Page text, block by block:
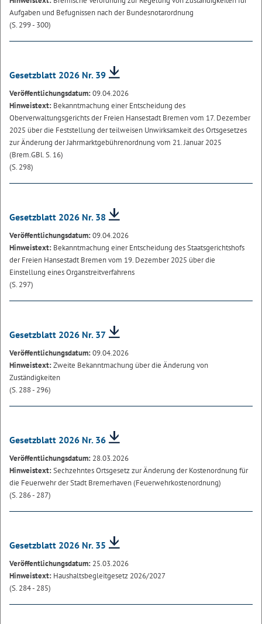
Aufgaben und Befugnissen nach der Bundesnotarordnung
(S. 299 - 300)
Gesetzblatt 2026 Nr. 39
Veröffentlichungsdatum:09.04.2026
Hinweistext: Bekanntmachung einer Entscheidung des
Oberverwaltungsgerichts der Freien Hansestadt Bremen vom 17. Dezember
2025 über die Feststellung der teilweisen Unwirksamkeit des Ortsgesetzes
zur Änderung der Jahrmarktgebührenordnung vom 21. Januar 2025
(Brem.GBl. S. 16)
(S. 298)
Gesetzblatt 2026 Nr. 38
Veröffentlichungsdatum:09.04.2026
Hinweistext: Bekanntmachung einer Entscheidung des Staatsgerichtshofs
der Freien Hansestadt Bremen vom 19. Dezember 2025 über die
Einstellung eines Organstreitverfahrens
(S. 297)
Gesetzblatt 2026 Nr. 37
Veröffentlichungsdatum:09.04.2026
Hinweistext:Zweite Bekanntmachung über die Änderung von
Zuständigkeiten
(S. 288 - 296)
Gesetzblatt 2026 Nr. 36
Veröffentlichungsdatum: 28.03.2026
Hinweistext:Sechzehntes Ortsgesetz zur Änderung der Kostenordnung für
die Feuerwehr der Stadt Bremerhaven (Feuerwehrkostenordnung)
(S. 286 - 287)
Gesetzblatt 2026 Nr. 35
Veröffentlichungsdatum: 25.03.2026
Hinweistext: Haushaltsbegleitgesetz 2026/2027
(S. 284 - 285)